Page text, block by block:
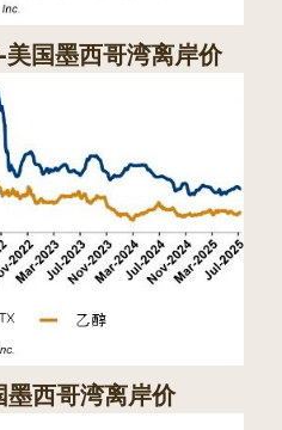
国墨西哥湾离岸价
西哥湾离岸价